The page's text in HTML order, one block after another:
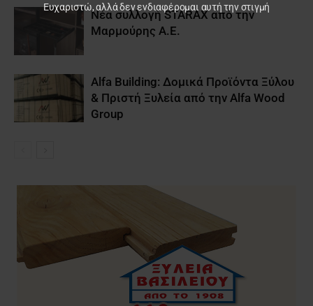
Νέα συλλογή STARAX από την
Μαρμούρης Α.Ε.
Alfa Building: Δομικά Προϊόντα Ξύλου
& Πριστή Ξυλεία από την Alfa Wood
Group
Ευχαριστώ, αλλά δεν ενδιαφέρομαι αυτή την στιγμή